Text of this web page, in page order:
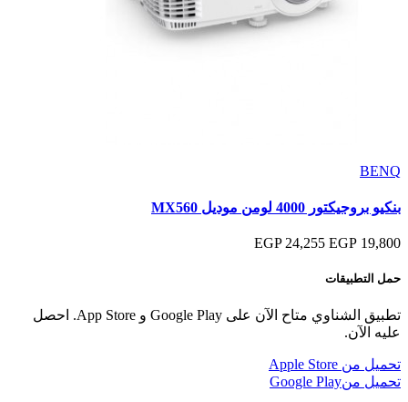
BENQ
بنكيو بروجيكتور 4000 لومن موديل MX560
19,800 EGP
24,255 EGP
حمل التطبيقات
تطبيق الشناوي متاح الآن على Google Play و App Store. احصل
عليه الآن.
تحميل من Apple Store
تحميل منGoogle Play